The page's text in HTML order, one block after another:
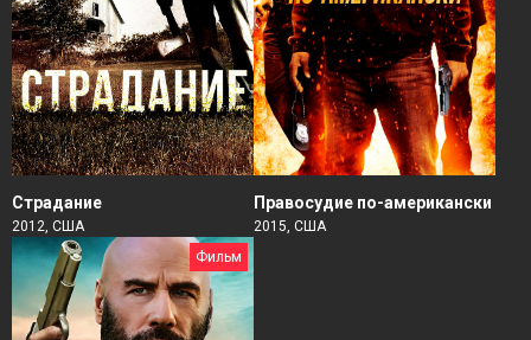
Страдание
2012, США
Правосудие по-американски
2015, США
Фильм